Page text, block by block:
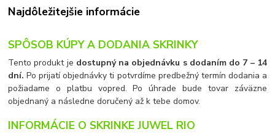
Najdôležitejšie informácie
SPÔSOB KÚPY A DODANIA SKRINKY
Tento produkt je dostupný na objednávku s dodaním do 7 – 14
dní. Po prijatí objednávky ti potvrdíme predbežný termín dodania a
požiadame o platbu vopred. Po úhrade bude tovar záväzne
objednaný a následne doručený až k tebe domov.
INFORMÁCIE O SKRINKE JUWEL RIO